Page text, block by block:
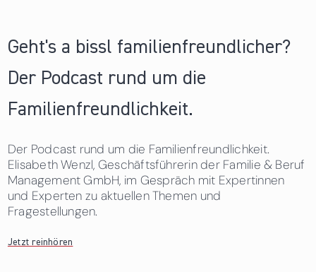
Geht's a bissl familienfreundlicher?
Der Podcast rund um die
Familienfreundlichkeit.
Der Podcast rund um die Familienfreundlichkeit.
Elisabeth Wenzl, Geschäftsführerin der Familie & Beruf
Management GmbH, im Gespräch mit Expertinnen
und Experten zu aktuellen Themen und
Fragestellungen.
Jetzt reinhören